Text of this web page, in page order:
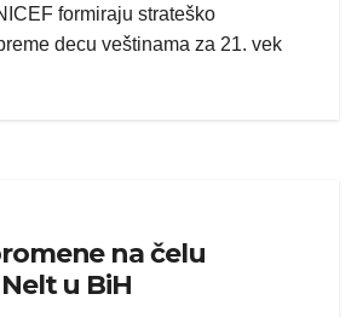
formiraju strateško
decu veštinama za 21. vek
na čelu
u BiH